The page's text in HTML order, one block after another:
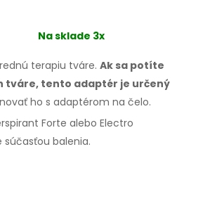
Na sklade 3x
terapiu tváre. Ak sa potíte
tváre, tento adaptér je určený
ho s adaptérom na čelo.
Forte alebo Electro
súčasťou balenia.